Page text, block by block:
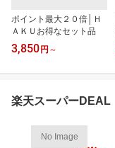
ポイント最大２０倍│Ｈ
ＡＫＵお得なセット品
3,850 円 ～
楽天スーパーDEAL
No Image